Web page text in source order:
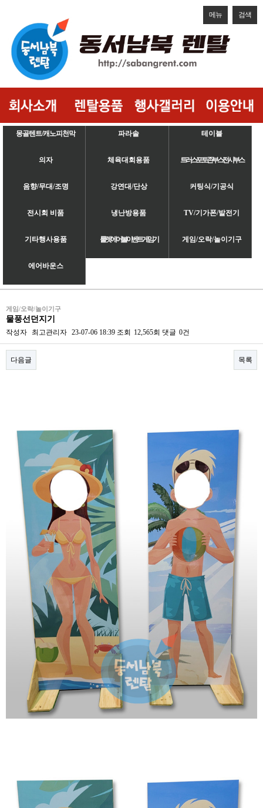
메뉴 검색
몽골텐트/캐노피천막 파라솔 테이블
의자 체육대회용품 트러스/포토존/부스/전시부스
음향/무대/조명 강연대/단상 커팅식/기공식
전시회 비품 냉난방용품 TV/기가폰/발전기
기타행사용품 룰렛/에어볼/이벤트게임기 게임/오락/놀이기구
에어바운스
게임/오락/놀이기구
물풍선던지기
작성자 최고관리자 23-07-06 18:39 조회 12,565회 댓글 0건
다음글 목록